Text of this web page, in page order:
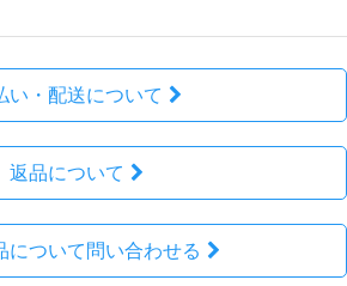
い・配送について
返品について
について問い合わせる